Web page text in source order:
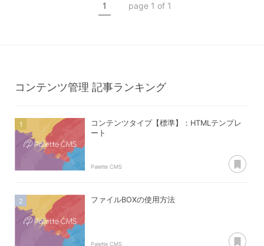
コンテンツタイプ【manager】
1 page 1 of 1
コンテンツ管理 記事ランキング
コンテンツタイプ【標準】：HTMLテンプレ
ート
Palette CMS
ファイルBOXの使用方法
Palette CMS